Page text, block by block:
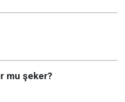
mu şeker?